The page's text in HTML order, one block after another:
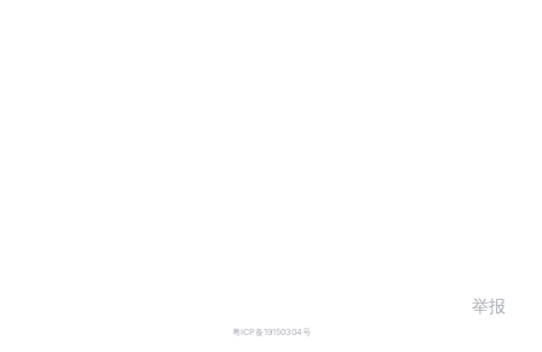
粤ICP备19150304号
举报